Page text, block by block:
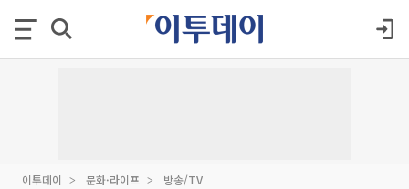
이투데이 문화·라이프 방송/TV